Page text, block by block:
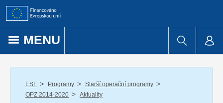
Přejít k obsahu
MENU
ESF / Programy / Starší operační programy /
OPZ 2014-2020 / Aktuality